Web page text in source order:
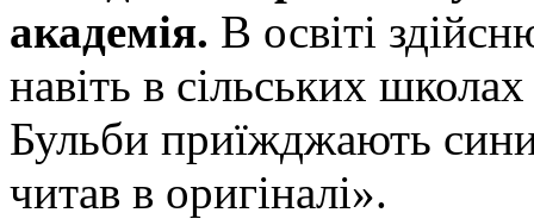
академія. В освіті
навіть в сільських
Бульби приїжджають
читав в оригіналі».